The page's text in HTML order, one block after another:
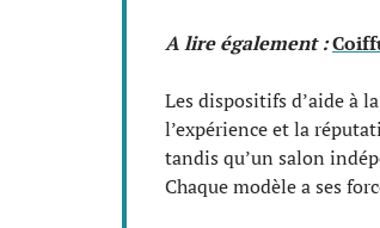
A lire également :
Les dispositifs d’aide à
l’expérience et la
tandis qu’un salon
Chaque modèle a ses